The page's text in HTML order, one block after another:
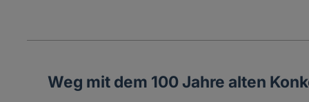
Weg mit dem 100 Jahre alten